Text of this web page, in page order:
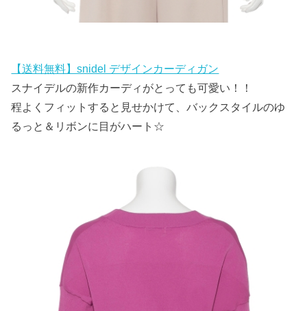
【送料無料】snidel デザインカーディガン
スナイデルの新作カーディがとっても可愛い！！
程よくフィットすると見せかけて、バックスタイルのゆ
るっと＆リボンに目がハート☆